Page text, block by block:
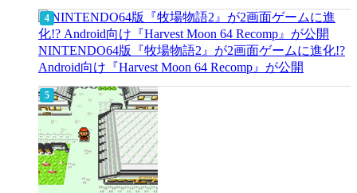
NINTENDO64版『牧場物語2』が2画面ゲームに進化!?
Android向け『Harvest Moon 64 Recomp』が公開